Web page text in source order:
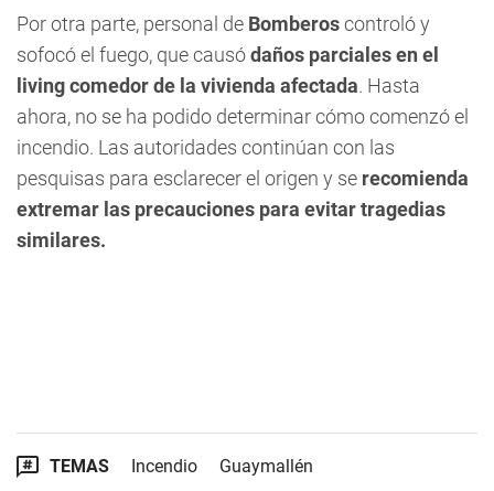
Por otra parte, personal de Bomberoscontroló y
sofocó el fuego, que causódaños parciales en el
living comedor de la vivienda afectada. Hasta
ahora, no se ha podido determinar cómo comenzó el
incendio. Las autoridades continúan con las
pesquisas para esclarecer el origen y se recomienda
extremar las precauciones para evitar tragedias
similares.
TEMAS Incendio Guaymallén